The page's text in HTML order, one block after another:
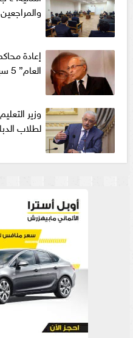
إعادة
العام” 5 سبتمبر
لطلاب